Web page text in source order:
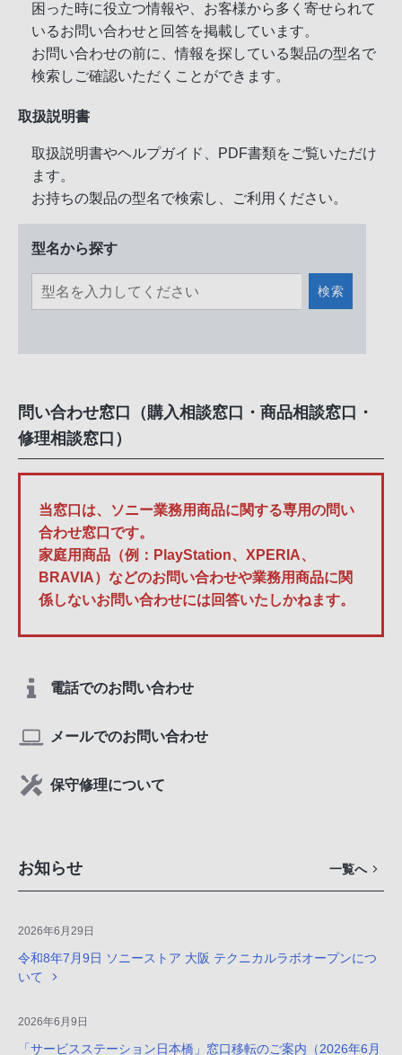
困った時に役立つ情報や、お客様から多く寄せられて
いるお問い合わせと回答を掲載しています。
お問い合わせの前に、情報を探している製品の型名で
検索しご確認いただくことができます。
取扱説明書
取扱説明書やヘルプガイド、PDF書類をご覧いただけ
ます。
お持ちの製品の型名で検索し、ご利用ください。
型名から探す
検索
問い合わせ窓口（購入相談窓口・商品相談窓口・
修理相談窓口）
当窓口は、ソニー業務用商品に関する専用の問い
合わせ窓口です。
家庭用商品（例：PlayStation、XPERIA、
BRAVIA）などのお問い合わせや業務用商品に関
係しないお問い合わせには回答いたしかねます。
電話でのお問い合わせ
メールでのお問い合わせ
保守修理について
お知らせ 一覧へ
2026年6月29日
令和8年7月9日 ソニーストア 大阪 テクニカルラボオープンにつ
いて
2026年6月9日
「サービスステーション日本橋」窓口移転のご案内（2026年6月